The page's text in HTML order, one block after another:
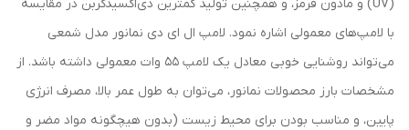
(UV) و مادون قرمز، و همچنین تولید کمترین دی‌اکسیدکربن در مقایسه
با لامپ‌های معمولی اشاره نمود. لامپ ال ای دی نمانور مدل شمعی
می‌تواند روشنایی خوبی معادل یک لامپ 55 وات معمولی داشته باشد. از
مشخصات بارز محصولات نمانور، می‌توان به طول عمر بالا، مصرف انرژی
پایین، و مناسب بودن برای محیط زیست (بدون هیچگونه مواد مضر و